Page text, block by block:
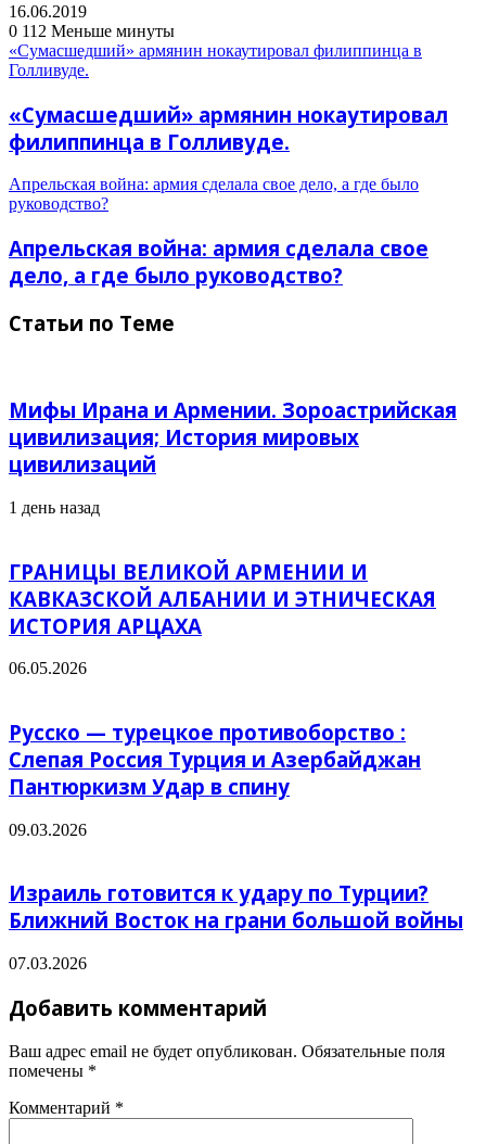
16.06.2019
0 112 Меньше минуты
«Сумасшедший» армянин нокаутировал филиппинца в
Голливуде.
«Сумасшедший» армянин нокаутировал
филиппинца в Голливуде.
Апрельская война: армия сделала свое дело, а где было
руководство?
Апрельская война: армия сделала свое
дело, а где было руководство?
Статьи по Теме
Мифы Ирана и Армении. Зороастрийская
цивилизация; История мировых
цивилизаций
1 день назад
ГРАНИЦЫ ВЕЛИКОЙ АРМЕНИИ И
КАВКАЗСКОЙ АЛБАНИИ И ЭТНИЧЕСКАЯ
ИСТОРИЯ АРЦАХА
06.05.2026
Русско — турецкое противоборство :
Слепая Россия Турция и Азербайджан
Пантюркизм Удар в спину
09.03.2026
Израиль готовится к удару по Турции?
Ближний Восток на грани большой войны
07.03.2026
Добавить комментарий
Ваш адрес email не будет опубликован. Обязательные поля
помечены *
Комментарий *